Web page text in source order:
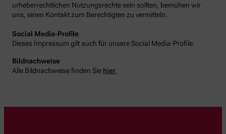
urheberrechtlichen Nutzungsrechte sein sollten, bemühen wir
uns, einen Kontakt zum Berechtigten zu vermitteln.
Social Media-Profile
Dieses Impressum gilt auch für unsere Social Media-Profile.
Bildnachweise
Alle Bildnachweise finden Sie hier